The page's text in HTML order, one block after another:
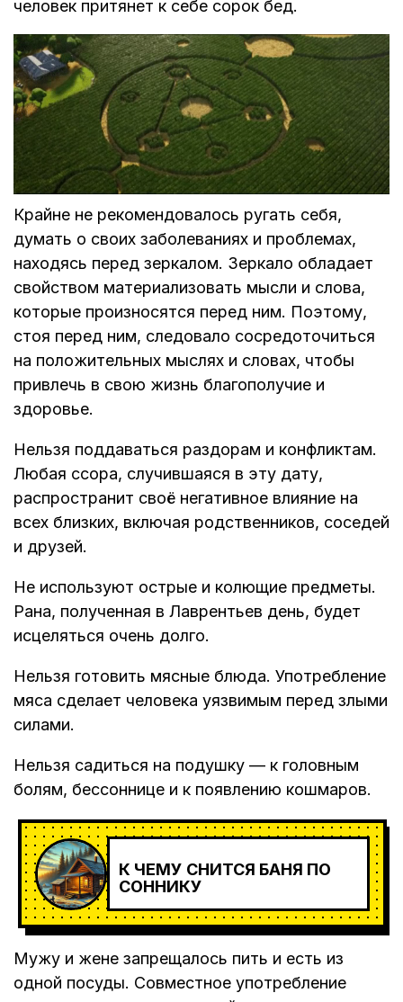
человек притянет к себе сорок бед.
Крайне не рекомендовалось ругать себя,
думать о своих заболеваниях и проблемах,
находясь перед зеркалом. Зеркало обладает
свойством материализовать мысли и слова,
которые произносятся перед ним. Поэтому,
стоя перед ним, следовало сосредоточиться
на положительных мыслях и словах, чтобы
привлечь в свою жизнь благополучие и
здоровье.
Нельзя поддаваться раздорам и конфликтам.
Любая ссора, случившаяся в эту дату,
распространит своё негативное влияние на
всех близких, включая родственников, соседей
и друзей.
Не используют острые и колющие предметы.
Рана, полученная в Лаврентьев день, будет
исцеляться очень долго.
Нельзя готовить мясные блюда. Употребление
мяса сделает человека уязвимым перед злыми
силами.
Нельзя садиться на подушку — к головным
болям, бессоннице и к появлению кошмаров.
К ЧЕМУ СНИТСЯ БАНЯ ПО
СОННИКУ
Мужу и жене запрещалось пить и есть из
одной посуды. Совместное употребление